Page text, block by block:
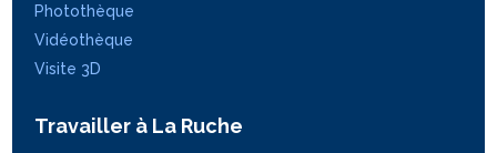
Photothèque
Vidéothèque
Visite 3D
Travailler à La Ruche